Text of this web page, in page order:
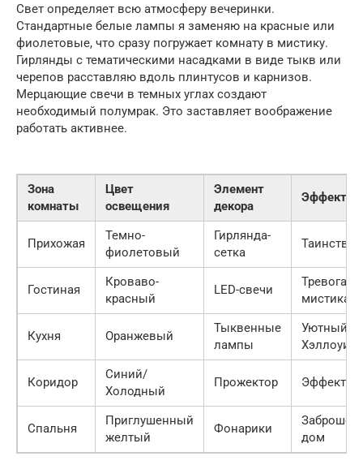
Свет определяет всю атмосферу вечеринки.
Стандартные белые лампы я заменяю на красные или
фиолетовые, что сразу погружает комнату в мистику.
Гирлянды с тематическими насадками в виде тыкв или
черепов расставляю вдоль плинтусов и карнизов.
Мерцающие свечи в темных углах создают
необходимый полумрак. Это заставляет воображение
работать активнее.
Зона
комнаты
Цвет
освещения
Элемент
декора
Эффект
Прихожая
Темно-
фиолетовый
Гирлянда-
сетка
Гостиная
Кроваво-
красный
LED-свечи
Тревога и
мистика
Кухня Оранжевый
Тыквенные
лампы
Уютный
Хэллоуин
Коридор
Синий/
Холодный
Прожектор Эффект
Спальня
Приглушенный
желтый
Фонарики
дом